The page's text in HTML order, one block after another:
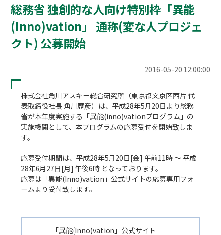
総務省 独創的な人向け特別枠「異能
(Inno)vation」 通称(変な人プロジェ
クト) 公募開始
2016-05-20 12:00:00
株式会社角川アスキー総合研究所（東京都文京区西片 代
表取締役社長 角川歴彦）は、平成28年5月20日より総務
省が本年度実施する「異能(inno)vationプログラム」の
実施機関として、本プログラムの応募受付を開始致しま
す。
応募受付期間は、平成28年5月20日[金] 午前11時 〜 平成
28年6月27日[月] 午後6時 となっております。
応募は「異能(Inno)vation」公式サイトの応募専用フォ
ームより受付致します。
「異能(Inno)vation」公式サイト